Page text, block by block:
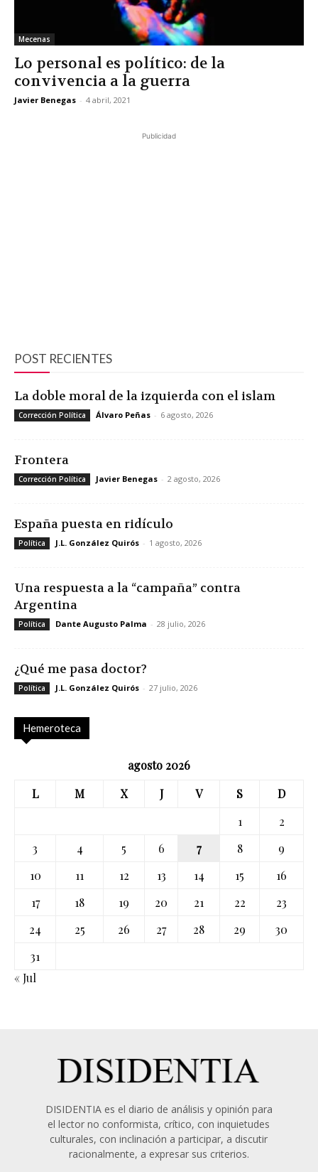
Mecenas
Lo personal es político: de la
convivencia a la guerra
Javier Benegas - 4 abril, 2021
Publicidad
POST RECIENTES
La doble moral de la izquierda con el islam
Corrección Política Álvaro Peñas - 6 agosto, 2026
Frontera
Corrección Política Javier Benegas - 2 agosto, 2026
España puesta en ridículo
Política J.L. González Quirós - 1 agosto, 2026
Una respuesta a la “campaña” contra
Argentina
Política Dante Augusto Palma - 28 julio, 2026
¿Qué me pasa doctor?
Política J.L. González Quirós - 27 julio, 2026
Hemeroteca
agosto 2026
L
M X J V S
D
1
2
3
4 5 6 7 8
9
10
11 12 13 14 15
16
17
18 19 20 21 22
23
24
25 26 27 28 29
30
31
« Jul
DISIDENTIA es el diario de análisis y opinión para
el lector no conformista, crítico, con inquietudes
culturales, con inclinación a participar, a discutir
racionalmente, a expresar sus criterios.